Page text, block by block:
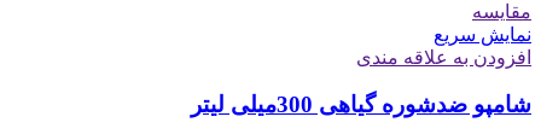
مقايسه
نمایش سریع
افزودن به علاقه مندی
شامپو ضدشوره گیاهی 300میلی لیتر